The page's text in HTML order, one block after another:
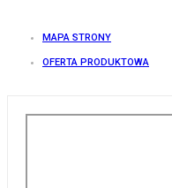
MAPA STRONY
OFERTA PRODUKTOWA